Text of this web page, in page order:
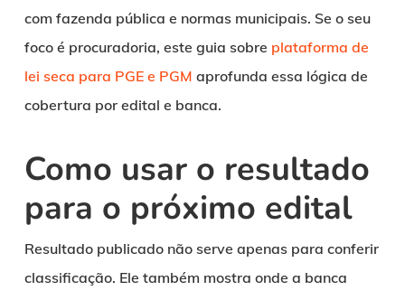
com fazenda pública e normas municipais. Se o seu
foco é procuradoria, este guia sobre plataforma de
lei seca para PGE e PGM aprofunda essa lógica de
cobertura por edital e banca.
Como usar o resultado
para o próximo edital
Resultado publicado não serve apenas para conferir
classificação. Ele também mostra onde a banca